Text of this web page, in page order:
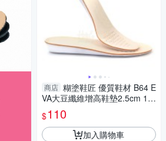
商店 糊塗鞋匠 優質鞋材 B64 E
VA大豆纖維增高鞋墊2.5cm 1雙
增高鞋墊 增高全墊 EVA增高鞋
墊 EVA增高墊
$110
加入購物車